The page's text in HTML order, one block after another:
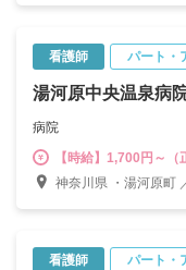
看護師 パート・
湯河原中央温泉病
病院
【時給】1,700円～
神奈川県 ・湯河原町
看護師 パート・